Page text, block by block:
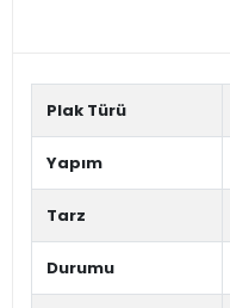
Plak Türü
Yapım
Tarz
Durumu